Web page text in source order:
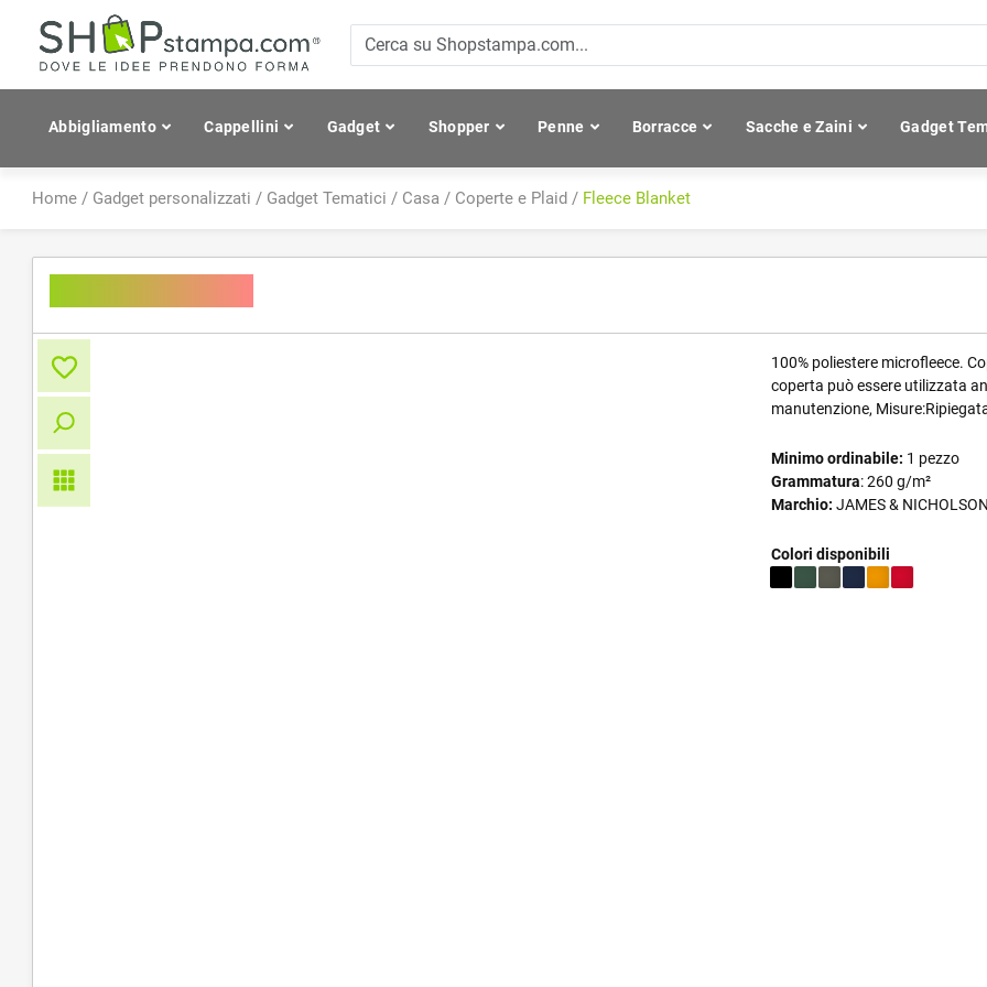
Abbigliamento Cappellini Gadget Shopper Penne Borracce Sacche e Zaini Gadget
Home / Gadget personalizzati / Gadget Tematici / Casa / Coperte e Plaid / Fleece Blanket
100% poliestere microfleece.
coperta può essere utilizzata
manutenzione,
Minimo ordinabile: 1 pezzo
Grammatura: 260 g/m²
Marchio: JAMES &
Colori disponibili